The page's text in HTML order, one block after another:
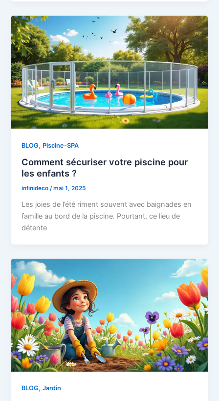
BLOG, Piscine-SPA
Comment sécuriser votre piscine pour
les enfants ?
infinideco/mai 1, 2025
Les joies de l’été riment souvent avec baignades en
famille au bord de la piscine. Pourtant, ce lieu de
détente
BLOG,Jardin